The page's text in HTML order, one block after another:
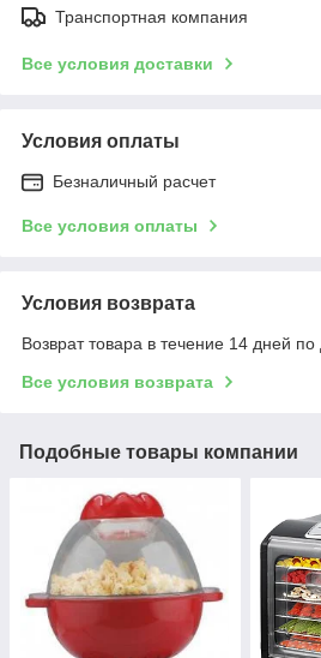
Транспортная компания
Все условия доставки
Условия оплаты
Безналичный расчет
Все условия оплаты
Условия возврата
Возврат товара в течение 14 дней по
Все условия возврата
Подобные товары компании